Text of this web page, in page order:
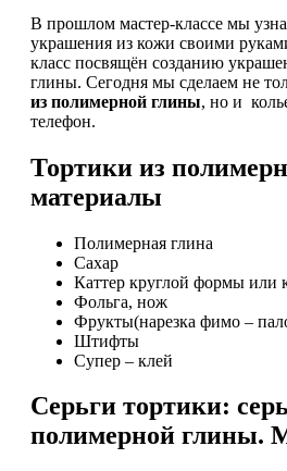
В прошлом мастер-классе мы
украшения из кожи своими
класс посвящён созданию
глины. Сегодня мы сделаем не
из полимерной глины, но и
телефон.
Тортики из
материалы
Полимерная глина
Сахар
Каттер круглой формы или
Фольга, нож
Фрукты(нарезка фимо –
Штифты
Супер – клей
Серьги тортики:
полимерной глины.